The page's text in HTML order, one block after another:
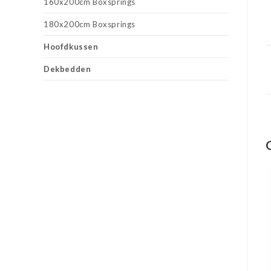
180x200cm Boxsprings
Hoofdkussen
Dekbedden